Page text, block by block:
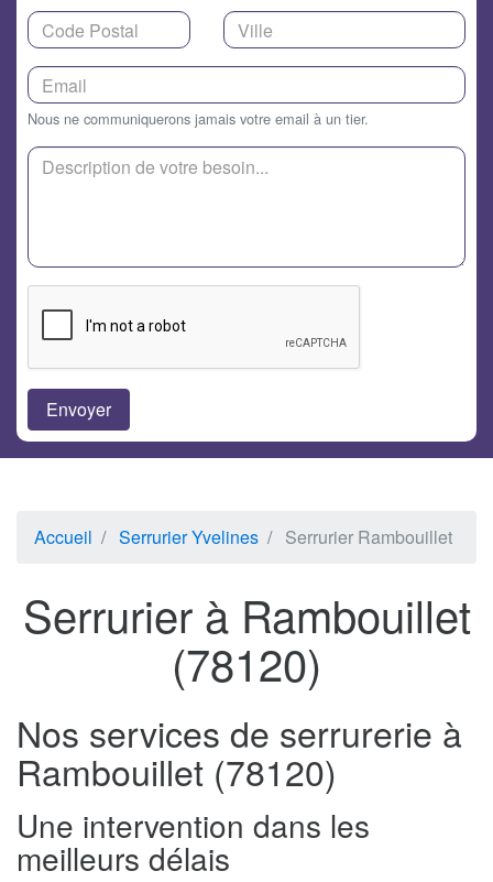
Nous ne communiquerons jamais votre email à un tier.
Accueil Serrurier Yvelines Serrurier Rambouillet
Serrurier à Rambouillet
(78120)
Nos services de serrurerie à
Rambouillet (78120)
Une intervention dans les
meilleurs délais